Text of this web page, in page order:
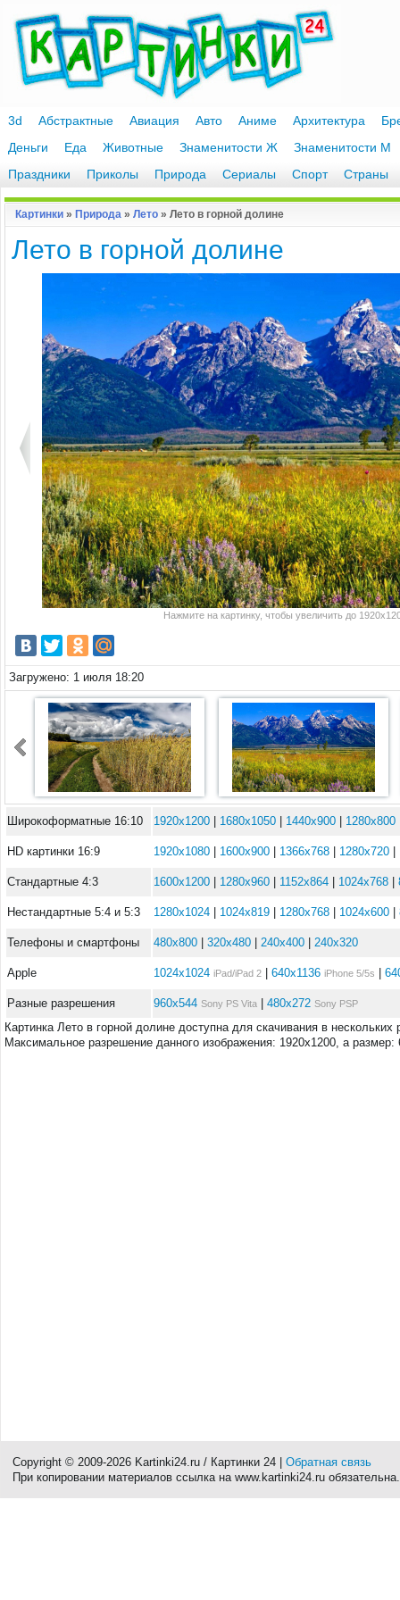
3d Абстрактные Авиация Авто Аниме Архитектура
Деньги
Еда Животные Знаменитости Ж
Знаменитости М
Праздники
Приколы Природа Сериалы Спорт Страны
Картинки » Природа » Лето » Лето в горной долине
Лето в горной долине
Нажмите на картинку, чтобы увеличить до
Загружено: 1 июля 18:20
Широкоформатные 16:10 1920x1200 1680x1050 1440x900 1280x800
HD картинки 16:9 1920x1080 1600x900 1366x768 1280x720
Стандартные 4:3 1600x1200 1280x960 1152x864 1024x768
Нестандартные 5:4 и 5:3 1280x1024 1024x819 1280x768 1024x600
Телефоны и смартфоны 480x800 320x480 240x400 240x320
Apple 1024x1024 iPad/iPad 2 640x1136 iPhone 5/5s
Разные разрешения 960x544 Sony PS Vita 480x272 Sony PSP
Картинка Лето в горной долине доступна для скачивания в
Максимальное разрешение данного изображения: 1920x1200, а размер:
Copyright © 2009-2026 Kartinki24.ru / Картинки 24 | Обратная связь
При копировании материалов ссылка на www.kartinki24.ru обязательна.